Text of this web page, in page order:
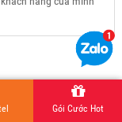
Gói Cước Hot